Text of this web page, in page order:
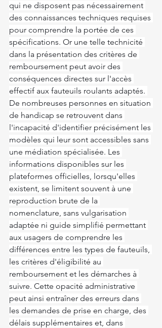
qui ne disposent pas nécessairement
des connaissances techniques requises
pour comprendre la portée de ces
spécifications. Or une telle technicité
dans la présentation des critères de
remboursement peut avoir des
conséquences directes sur l'accès
effectif aux fauteuils roulants adaptés.
De nombreuses personnes en situation
de handicap se retrouvent dans
l'incapacité d'identifier précisément les
modèles qui leur sont accessibles sans
une médiation spécialisée. Les
informations disponibles sur les
plateformes officielles, lorsqu'elles
existent, se limitent souvent à une
reproduction brute de la
nomenclature, sans vulgarisation
adaptée ni guide simplifié permettant
aux usagers de comprendre les
différences entre les types de fauteuils,
les critères d'éligibilité au
remboursement et les démarches à
suivre. Cette opacité administrative
peut ainsi entraîner des erreurs dans
les demandes de prise en charge, des
délais supplémentaires et, dans